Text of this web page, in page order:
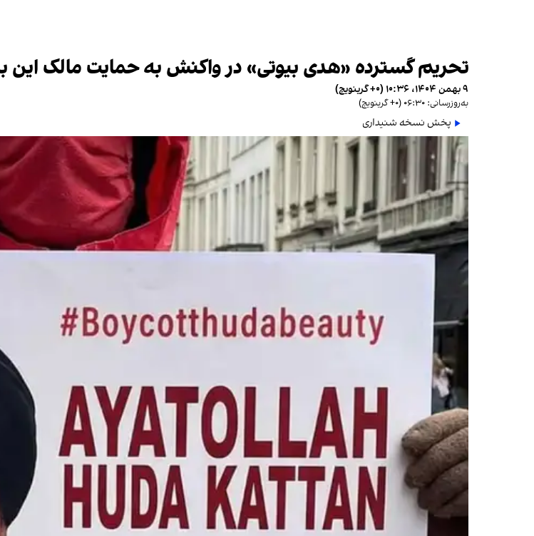
تحریم گسترده «هدی بیوتی» در واکنش به حمایت مالک این
۹ بهمن ۱۴۰۴، ۱۰:۳۶ (‎+۰ گرینویچ)
به‌روزرسانی: ۰۶:۳۰ (‎+۰ گرینویچ)
پخش نسخه شنیداری